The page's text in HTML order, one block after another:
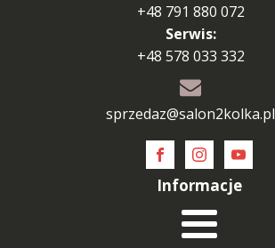
+48 791 880 072
Serwis:
+48 578 033 332
sprzedaz@salon2kolka.pl
Informacje